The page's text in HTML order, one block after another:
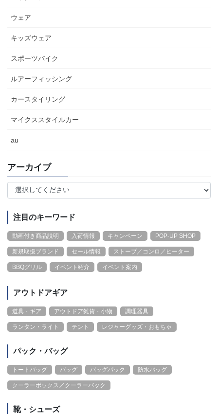
ウェア
キッズウェア
スポーツバイク
ルアーフィッシング
カースタイリング
マイクススタイルカー
au
アーカイブ
注目のキーワード
動画付き商品説明 入荷情報 キャンペーン POP-UP SHOP
新規取扱ブランド セール情報 ストーブ／コンロ／ヒーター
BBQグリル イベント紹介 イベント案内
アウトドアギア
道具・ギア アウトドア雑貨・小物 調理器具
ランタン・ライト テント レジャーグッズ・おもちゃ
パック・バッグ
トートバッグ バッグ バッグパック 防水バッグ
クーラーボックス／クーラーバック
靴・シューズ